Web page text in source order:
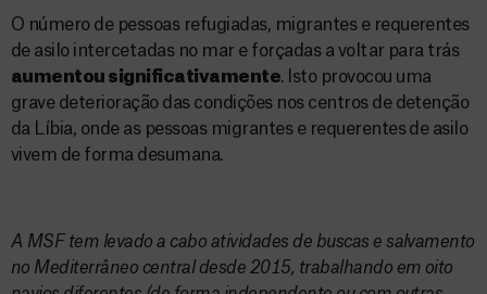
O número de pessoas refugiadas, migrantes e requerentes
de asilo intercetadas no mar e forçadas a voltar para trás
aumentou significativamente. Isto provocou uma
grave deterioração das condições nos centros de detenção
da Líbia, onde as pessoas migrantes e requerentes de asilo
vivem de forma desumana.
A MSF tem levado a cabo atividades de buscas e salvamento
no Mediterrâneo central desde 2015, trabalhando em oito